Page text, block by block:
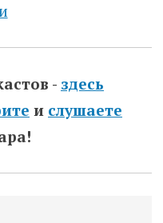
- здесь
и слушаете